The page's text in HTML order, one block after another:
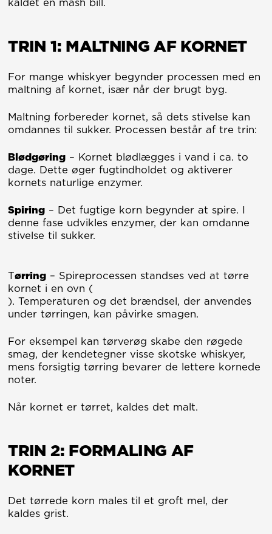
kaldet en mash bill.
TRIN 1: MALTNING AF KORNET
For mange whiskyer begynder processen med en
maltning af kornet, især når der brugt byg.
Maltning forbereder kornet, så dets stivelse kan
omdannes til sukker. Processen består af tre trin:
Blødgøring – Kornet blødlægges i vand i ca. to
dage. Dette øger fugtindholdet og aktiverer
kornets naturlige enzymer.
Spiring – Det fugtige korn begynder at spire. I
denne fase udvikles enzymer, der kan omdanne
stivelse til sukker.
Tørring – Spireprocessen standses ved at tørre
kornet i en ovn (
). Temperaturen og det brændsel, der anvendes
under tørringen, kan påvirke smagen.
For eksempel kan tørverøg skabe den røgede
smag, der kendetegner visse skotske whiskyer,
mens forsigtig tørring bevarer de lettere kornede
noter.
Når kornet er tørret, kaldes det malt.
TRIN 2: FORMALING AF
KORNET
Det tørrede korn males til et groft mel, der
kaldes grist.